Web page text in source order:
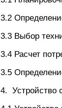
3.2
3.3 Выбор
3.4 Расчет
3.5
4. Устройство